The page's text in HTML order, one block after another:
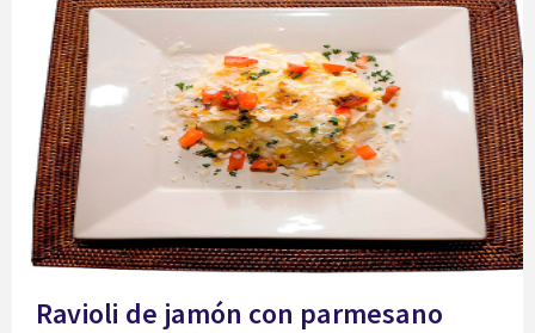
Ravioli de jamón con parmesano